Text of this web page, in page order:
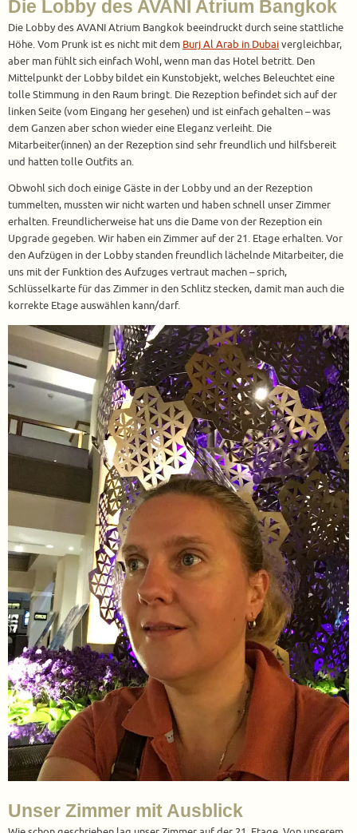
Die Lobby des AVANI Atrium Bangkok
Die Lobby des AVANI Atrium Bangkok beeindruckt durch seine stattliche
Höhe. Vom Prunk ist es nicht mit dem Burj Al Arab in Dubaivergleichbar,
aber man fühlt sich einfach Wohl, wenn man das Hotel betritt. Den
Mittelpunkt der Lobby bildet ein Kunstobjekt, welches Beleuchtet eine
tolle Stimmung in den Raum bringt. Die Rezeption befindet sich auf der
linken Seite (vom Eingang her gesehen) und ist einfach gehalten – was
dem Ganzen aber schon wieder eine Eleganz verleiht. Die
Mitarbeiter(innen) an der Rezeption sind sehr freundlich und hilfsbereit
und hatten tolle Outfits an.
Obwohl sich doch einige Gäste in der Lobby und an der Rezeption
tummelten, mussten wir nicht warten und haben schnell unser Zimmer
erhalten. Freundlicherweise hat uns die Dame von der Rezeption ein
Upgrade gegeben. Wir haben ein Zimmer auf der 21. Etage erhalten. Vor
den Aufzügen in der Lobby standen freundlich lächelnde Mitarbeiter, die
uns mit der Funktion des Aufzuges vertraut machen – sprich,
Schlüsselkarte für das Zimmer in den Schlitz stecken, damit man auch die
korrekte Etage auswählen kann/darf.
Unser Zimmer mit Ausblick